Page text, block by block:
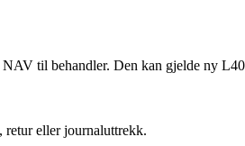
til behandler. Den kan gjelde ny
eller journaluttrekk.